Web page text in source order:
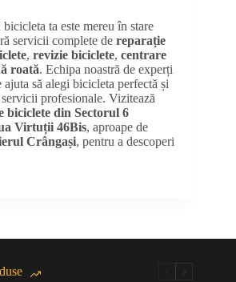
ta este mereu în stare
servicii complete de reparație
, revizie biciclete, centrare
roată. Echipa noastră de experți
ajuta să alegi bicicleta perfectă și
profesionale. Vizitează
biciclete din Sectorul 6
Virtuții 46Bis, aproape de
Crângași, pentru a descoperi